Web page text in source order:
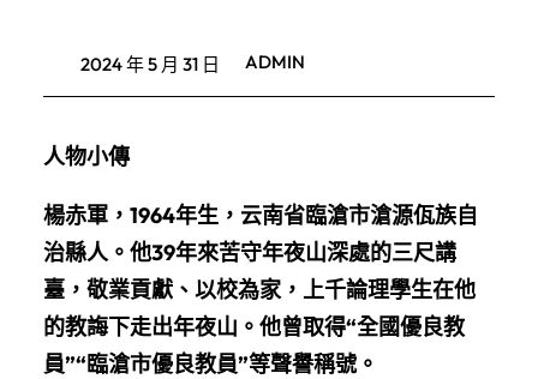
2024 年 5 月 31 日 ADMIN
人物小傳
楊赤軍，1964年生，云南省臨滄市滄源佤族自
治縣人。他39年來苦守年夜山深處的三尺講
臺，敬業貢獻、以校為家，上千論理學生在他
的教誨下走出年夜山。他曾取得“全國優良教
員”“臨滄市優良教員”等聲譽稱號。